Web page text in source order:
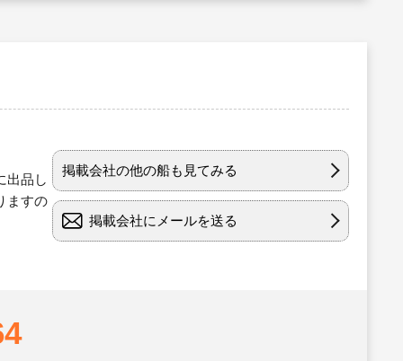
出品し
ますの
掲載会社の他の船も見てみる
掲載会社にメールを送る